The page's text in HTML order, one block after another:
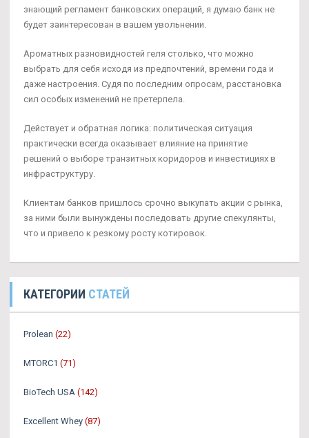
знающий регламент банковских операций, я думаю банк не
будет заинтересован в вашем увольнении.
Ароматных разновидностей геля столько, что можно
выбрать для себя исходя из предпочтений, времени года и
даже настроения. Судя по последним опросам, расстановка
сил особых изменений не претерпела.
Действует и обратная логика: политическая ситуация
практически всегда оказывает влияние на принятие
решений о выборе транзитных коридоров и инвестициях в
инфраструктуру.
Клиентам банков пришлось срочно выкупать акции с рынка,
за ними были вынуждены последовать другие спекулянты,
что и привело к резкому росту котировок.
КАТЕГОРИИ СТАТЕЙ
Prolean (22)
MTORC1 (71)
BioTech USA (142)
Excellent Whey (87)